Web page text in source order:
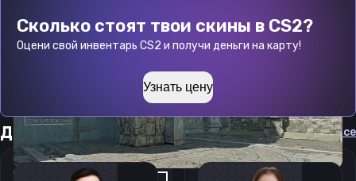
Сколько стоят твои скины в CS2?
Оцени свой инвентарь CS2 и получи деньги на карту!
Узнать цену
Другие прицелы Cмотреть все